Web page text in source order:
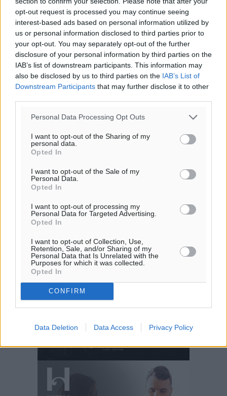
opt-out request is processed you may continue seeing
interest-based ads based on personal information utilized by
us or personal information disclosed to third parties prior to
your opt-out. You may separately opt-out of the further
disclosure of your personal information by third parties on the
IAB’s list of downstream participants. This information may
also be disclosed by us to third parties on the IAB’s List of
Downstream Participants that may further disclose it to other
Personal Data Processing Opt Outs
I want to opt-out of the Sharing of my
personal data.
Opted In
I want to opt-out of the Sale of my
Personal Data.
Opted In
I want to opt-out of processing my
Personal Data for Targeted Advertising.
Opted In
I want to opt-out of Collection, Use,
Retention, Sale, and/or Sharing of my
Personal Data that Is Unrelated with the
Purposes for which it was collected.
Opted In
CONFIRM
Data Deletion Data Access Privacy Policy
πρόγνωση:
31°
ΚΥ
29
ΔΕ
30°
ΤΡ
29°
ΤΕ